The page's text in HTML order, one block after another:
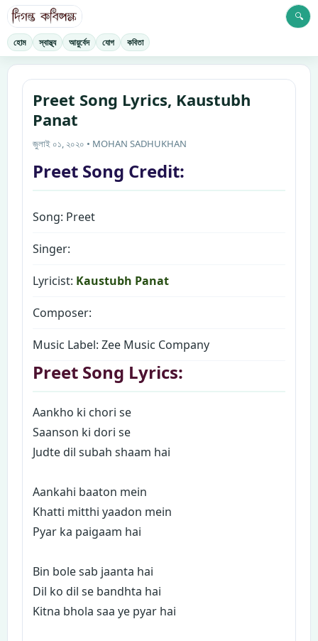
হোম স্বাস্থ্য আয়ুর্বেদ যোগ কবিতা
🔍
Preet Song Lyrics, Kaustubh
Panat
জুলাই ০১, ২০২০ • MOHAN SADHUKHAN
Preet Song Credit:
Song: Preet
Singer:
Lyricist: Kaustubh Panat
Composer:
Music Label: Zee Music Company
Preet Song Lyrics:
Aankho ki chori se
Saanson ki dori se
Judte dil subah shaam hai
Aankahi baaton mein
Khatti mitthi yaadon mein
Pyar ka paigaam hai
Bin bole sab jaanta hai
Dil ko dil se bandhta hai
Kitna bhola saa ye pyar hai